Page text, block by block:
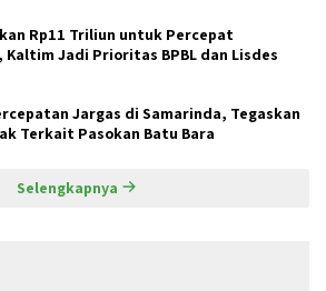
Rp11 Triliun untuk Percepat
Jadi Prioritas BPBL dan Lisdes
Jargas di Samarinda, Tegaskan
Terkait Pasokan Batu Bara
Selengkapnya